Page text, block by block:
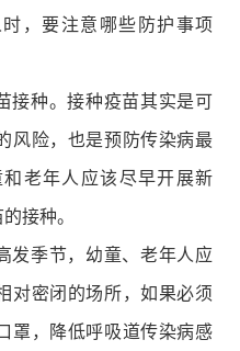
，要注意哪些防护事项
接种。接种疫苗其实是可
风险，也是预防传染病最
老年人应该尽早开展新
接种。
发季节，幼童、老年人应
对密闭的场所，如果必须
罩，降低呼吸道传染病感